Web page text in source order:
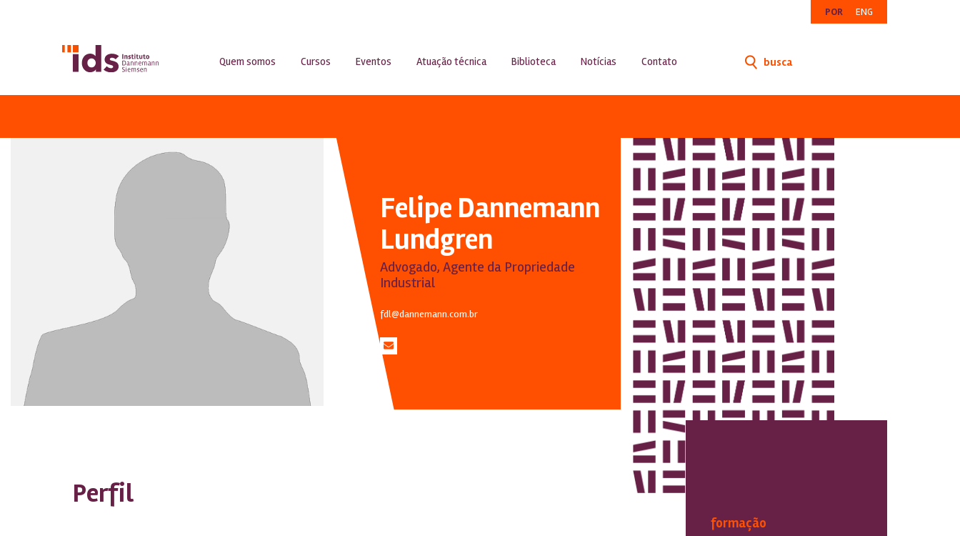
POR ENG
Quem somos Cursos Eventos Atuação técnica Biblioteca Notícias Contato busca
Felipe Dannemann
Lundgren
Advogado, Agente da Propriedade
Industrial
fdl@dannemann.com.br
Perfil
formação